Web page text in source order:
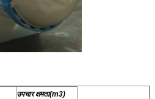
उपचार क्षमता(m3)